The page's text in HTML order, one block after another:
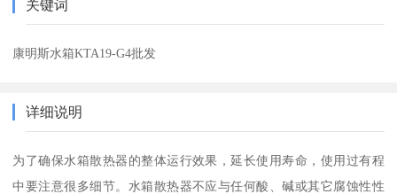
关键词
康明斯水箱KTA19-G4批发
详细说明
为了确保水箱散热器的整体运行效果，延长使用寿命，使用过有程
中要注意很多细节。水箱散热器不应与任何酸、碱或其它腐蚀性性